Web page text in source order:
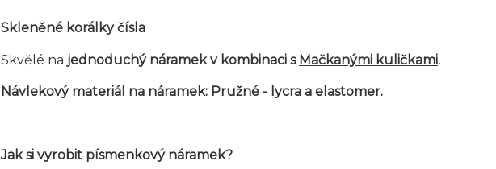
Skleněné korálky čísla
Skvělé na jednoduchý náramek v kombinaci s Mačkanými kuličkami.
Návlekový materiál na náramek: Pružné - lycra a elastomer.
Jak si vyrobit písmenkový náramek?